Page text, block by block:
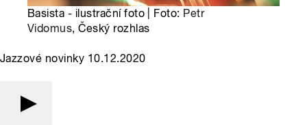
Basista - ilustrační foto | Foto: Petr
Vidomus, Český rozhlas
Jazzové novinky 10.12.2020